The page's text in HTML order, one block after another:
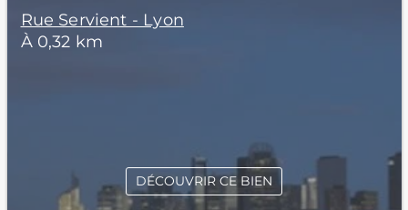
Rue Servient - Lyon
À 0,32 km
DÉCOUVRIR CE BIEN